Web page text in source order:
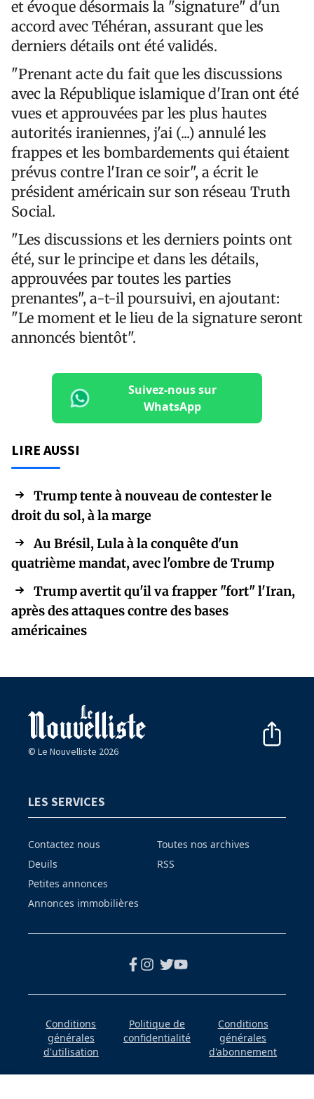
et évoque désormais la "signature" d'un
accord avec Téhéran, assurant que les
derniers détails ont été validés.
"Prenant acte du fait que les discussions
avec la République islamique d'Iran ont été
vues et approuvées par les plus hautes
autorités iraniennes, j'ai (...) annulé les
frappes et les bombardements qui étaient
prévus contre l'Iran ce soir", a écrit le
président américain sur son réseau Truth
Social.
"Les discussions et les derniers points ont
été, sur le principe et dans les détails,
approuvées par toutes les parties
prenantes", a-t-il poursuivi, en ajoutant:
"Le moment et le lieu de la signature seront
annoncés bientôt".
Suivez-nous sur
WhatsApp
LIRE AUSSI
Trump tente à nouveau de contester le
droit du sol, à la marge
Au Brésil, Lula à la conquête d'un
quatrième mandat, avec l'ombre de Trump
Trump avertit qu'il va frapper "fort" l'Iran,
après des attaques contre des bases
américaines
© Le Nouvelliste 2026
LES SERVICES
Contactez nous
Deuils
Petites annonces
Annonces immobilières
Toutes nos archives
RSS
Conditions
générales
d'utilisation
Politique de
confidentialité
Conditions
générales
d'abonnement